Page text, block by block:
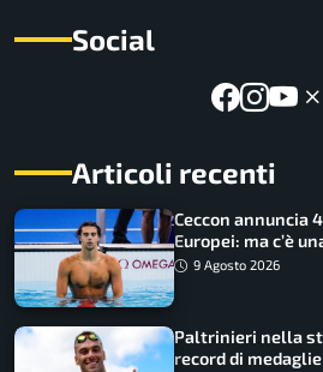
Social
Articoli recenti
Ceccon annuncia
Europei: ma c’è
9 Agosto 2026
Paltrinieri nella
record di